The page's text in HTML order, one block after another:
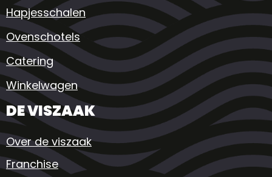
Hapjesschalen
Ovenschotels
Catering
Winkelwagen
DE VISZAAK
Over de viszaak
Franchise